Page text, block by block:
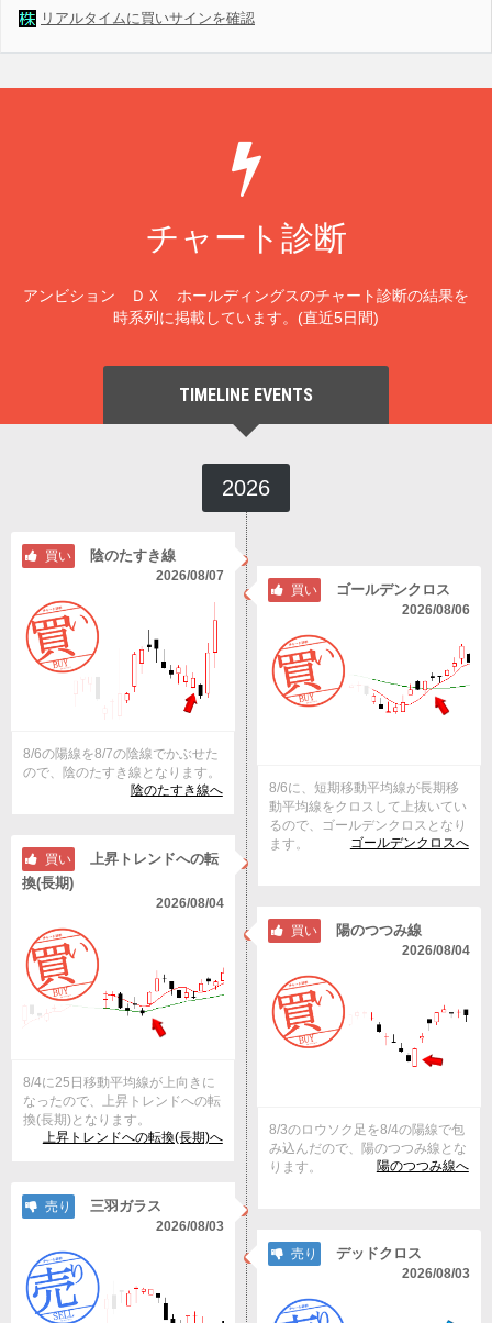
リアルタイムに買いサインを確認
チャート診断
アンビション ＤＸ ホールディングスのチャート診断の結果を
時系列に掲載しています。(直近5日間)
TIMELINE EVENTS
2026
買い 陰のたすき線
2026/08/07
8/6の陽線を8/7の陰線でかぶせた
ので、陰のたすき線となります。
陰のたすき線へ
買い ゴールデンクロス
2026/08/06
8/6に、短期移動平均線が長期移
動平均線をクロスして上抜いてい
るので、ゴールデンクロスとなり
ます。
ゴールデンクロスへ
買い
上昇トレンドへの転
換(長期)
2026/08/04
8/4に25日移動平均線が上向きに
なったので、上昇トレンドへの転
換(長期)となります。
上昇トレンドへの転換(長期)へ
買い 陽のつつみ線
2026/08/04
8/3のロウソク足を8/4の陽線で包
み込んだので、陽のつつみ線とな
ります。
陽のつつみ線へ
売り 三羽ガラス
2026/08/03
売り
デッドクロス
2026/08/03